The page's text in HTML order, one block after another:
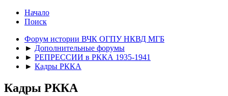
Начало
Поиск
Форум истории ВЧК ОГПУ НКВД МГБ
► Дополнительные форумы
► РЕПРЕССИИ в РККА 1935-1941
► Кадры РККА
Кадры РККА